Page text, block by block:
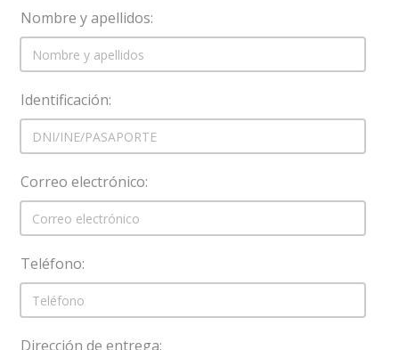
Nombre y apellidos:
Identificación:
Correo electrónico:
Teléfono:
Dirección de entrega: